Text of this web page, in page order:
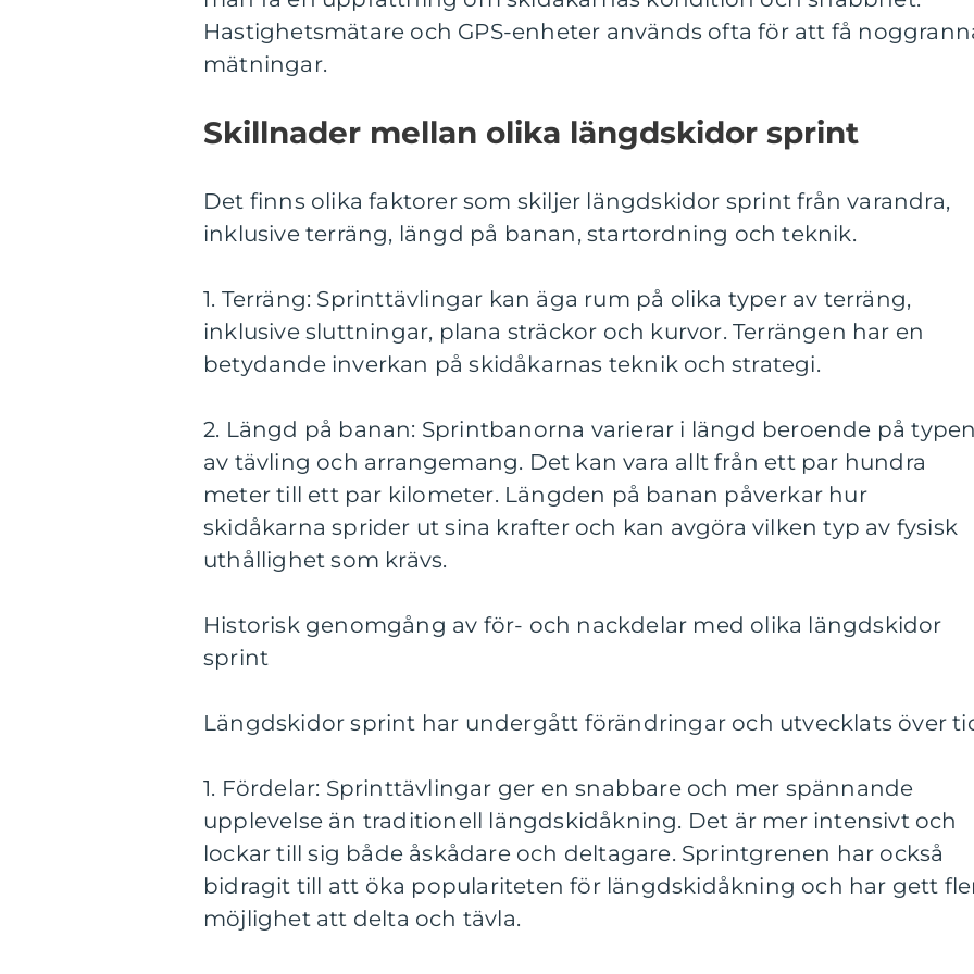
Hastighetsmätare och GPS-enheter används ofta för att få
mätningar.
Skillnader mellan olika längdskidor sprint
Det finns olika faktorer som skiljer längdskidor sprint från varandra,
inklusive terräng, längd på banan, startordning och teknik.
1. Terräng: Sprinttävlingar kan äga rum på olika typer av terräng,
inklusive sluttningar, plana sträckor och kurvor. Terrängen har en
betydande inverkan på skidåkarnas teknik och strategi.
2. Längd på banan: Sprintbanorna varierar i längd beroende på
av tävling och arrangemang. Det kan vara allt från ett par hundra
meter till ett par kilometer. Längden på banan påverkar hur
skidåkarna sprider ut sina krafter och kan avgöra vilken typ av fysisk
uthållighet som krävs.
Historisk genomgång av för- och nackdelar med olika längdskidor
sprint
Längdskidor sprint har undergått förändringar och utvecklats över
1. Fördelar: Sprinttävlingar ger en snabbare och mer spännande
upplevelse än traditionell längdskidåkning. Det är mer intensivt och
lockar till sig både åskådare och deltagare. Sprintgrenen har också
bidragit till att öka populariteten för längdskidåkning och har gett
möjlighet att delta och tävla.